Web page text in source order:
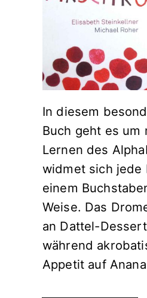
In diesem
Buch geht es um
Lernen des
widmet sich jede
einem
Weise. Das
an Dattel-
während
Appetit auf